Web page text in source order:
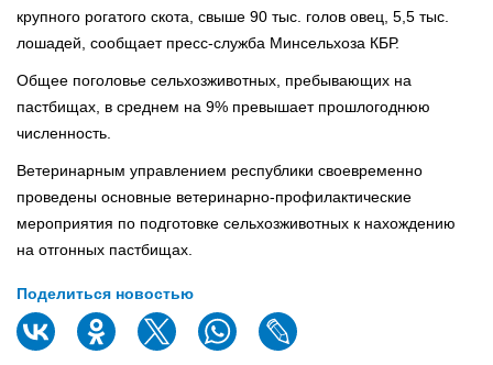
крупного рогатого скота, свыше 90 тыс. голов овец, 5,5 тыс.
лошадей, сообщает пресс-служба Минсельхоза КБР.
Общее поголовье сельхозживотных, пребывающих на
пастбищах, в среднем на 9% превышает прошлогоднюю
численность.⠀
Ветеринарным управлением республики своевременно
проведены основные ветеринарно-профилактические
мероприятия по подготовке сельхозживотных к нахождению
на отгонных пастбищах.
Поделиться новостью